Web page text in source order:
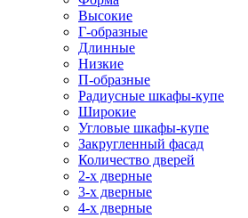
Высокие
Г-образные
Длинные
Низкие
П-образные
Радиусные шкафы-купе
Широкие
Угловые шкафы-купе
Закругленный фасад
Количество дверей
2-х дверные
3-х дверные
4-х дверные